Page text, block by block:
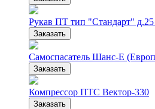
Рукав ПТ тип "Стандарт"
Заказать
Самоспасатель Шанс-Е
Заказать
Компрессор ПТС Вектор-330
Заказать